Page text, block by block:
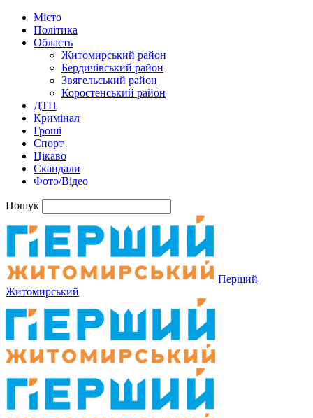
Місто
Політика
Область
Житомирський район
Бердичівський район
Звягельський район
Коростенський район
ДТП
Кримінал
Гроші
Спорт
Цікаво
Скандали
Фото/Відео
Пошук
Перший
Житомирський